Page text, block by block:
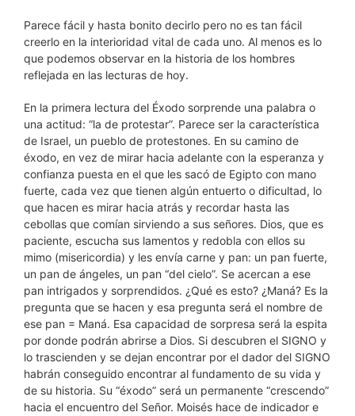
Parece fácil y hasta bonito decirlo pero no es tan fácil
creerlo en la interioridad vital de cada uno. Al menos es lo
que podemos observar en la historia de los hombres
reflejada en las lecturas de hoy.
En la primera lectura del Éxodo sorprende una palabra o
una actitud: “la de protestar”. Parece ser la característica
de Israel, un pueblo de protestones. En su camino de
éxodo, en vez de mirar hacia adelante con la esperanza y
confianza puesta en el que les sacó de Egipto con mano
fuerte, cada vez que tienen algún entuerto o dificultad, lo
que hacen es mirar hacia atrás y recordar hasta las
cebollas que comían sirviendo a sus señores. Dios, que es
paciente, escucha sus lamentos y redobla con ellos su
mimo (misericordia) y les envía carne y pan: un pan fuerte,
un pan de ángeles, un pan “del cielo”. Se acercan a ese
pan intrigados y sorprendidos. ¿Qué es esto? ¿Maná? Es la
pregunta que se hacen y esa pregunta será el nombre de
ese pan = Maná. Esa capacidad de sorpresa será la espita
por donde podrán abrirse a Dios. Si descubren el SIGNO y
lo trascienden y se dejan encontrar por el dador del SIGNO
habrán conseguido encontrar al fundamento de su vida y
de su historia. Su “éxodo” será un permanente “crescendo”
hacia el encuentro del Señor. Moisés hace de indicador e